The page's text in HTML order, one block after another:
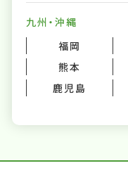
九州・沖縄
福岡
熊本
鹿児島